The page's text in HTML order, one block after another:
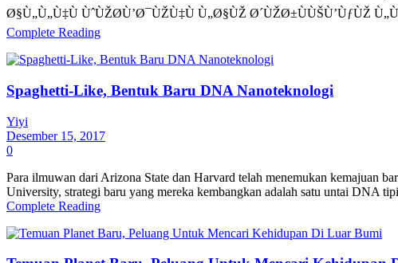
Ø§Ù„Ù„Ù‡Ù ÙˆÙŽØ­Ù’Ø¯ÙŽÙ‡Ù Ù„Ø§ÙŽ Ø´ÙŽØ±ÙÙŠÙ’ÙƒÙŽ
Complete Reading
Spaghetti-Like, Bentuk Baru DNA Nanoteknologi
Yiyi
Desember 15, 2017
0
Para ilmuwan dari Arizona State dan Harvard telah menemukan kemajuan
University, strategi baru yang mereka kembangkan adalah satu untai DNA
Complete Reading